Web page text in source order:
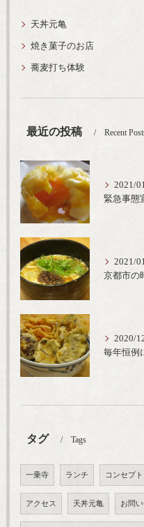
天丼元亀
焼き菓子のお店
蕎麦打ち体験
最近の投稿 Recent
2021/
2021/
2020/
タグ Tags
一乗寺 ランチ コンセプト
アクセス 天丼元亀 お問